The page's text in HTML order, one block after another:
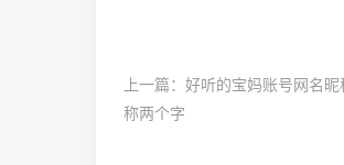
上一篇： 好听的宝妈账号网名
称两个字